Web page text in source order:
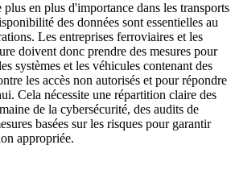
en plus d'importance dans les transports
des données sont essentielles au
Les entreprises ferroviaires et les
doivent donc prendre des mesures pour
systèmes et les véhicules contenant des
les accès non autorisés et pour répondre
Cela nécessite une répartition claire des
de la cybersécurité, des audits de
basées sur les risques pour garantir
appropriée.